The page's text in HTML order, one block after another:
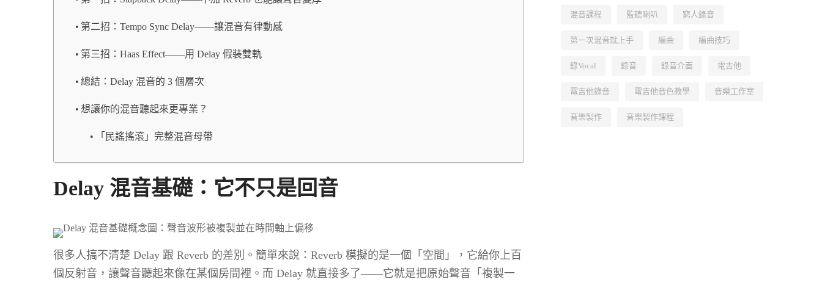
第二招：Tempo Sync Delay——讓混音有律動感
第三招：Haas Effect——用 Delay 假裝雙軌
總結：Delay 混音的 3 個層次
想讓你的混音聽起來更專業？
「民謠搖滾」完整混音母帶
Delay 混音基礎：它不只是回音
很多人搞不清楚 Delay 跟 Reverb 的差別。簡單來說：Reverb 模擬的是一個「空間」，它給你上百
個反射音，讓聲音聽起來像在某個房間裡。而 Delay 就直接多了——它就是把原始聲音「複製一
混音課程 監聽喇叭 窮人錄音
第一次混音就上手 編曲 編曲技巧
錄Vocal 錄音 錄音介面 電吉他
電吉他錄音 電吉他音色教學 音樂工作室
音樂製作 音樂製作課程